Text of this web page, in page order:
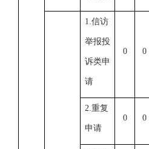
1.信访
举报投
诉类申
请
0 0
2.重复
申请
0 0